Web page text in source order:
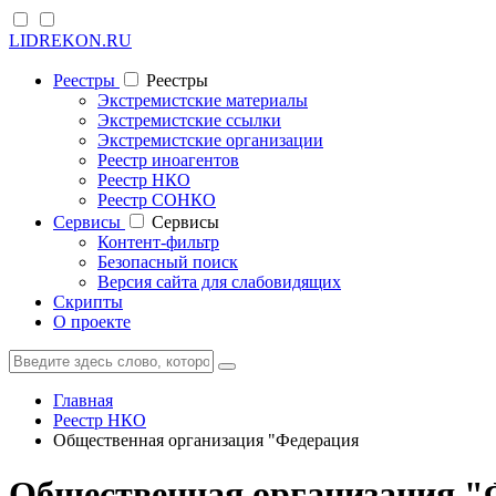
LIDREKON.RU
Реестры
Реестры
Экстремистские материалы
Экстремистские ссылки
Экстремистские организации
Реестр иноагентов
Реестр НКО
Реестр СОНКО
Cервисы
Cервисы
Контент-фильтр
Безопасный поиск
Версия сайта для слабовидящих
Скрипты
О проекте
Главная
Реестр НКО
Общественная организация "Федерация